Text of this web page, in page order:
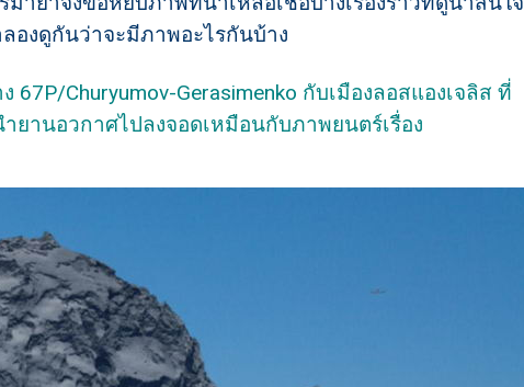
องดูกันว่าจะมีภาพอะไรกันบ้าง
67P/Churyumov-Gerasimenko กับเมืองลอสแองเจลิส ที่
ยานอวกาศไปลงจอดเหมือนกับภาพยนตร์เรื่อง